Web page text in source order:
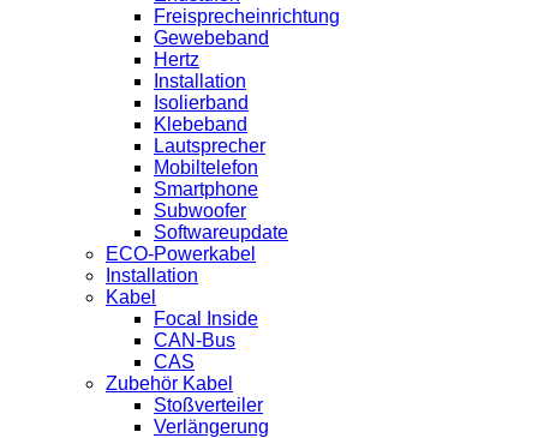
Freisprecheinrichtung
Gewebeband
Hertz
Installation
Isolierband
Klebeband
Lautsprecher
Mobiltelefon
Smartphone
Subwoofer
Softwareupdate
ECO-Powerkabel
Installation
Kabel
Focal Inside
CAN-Bus
CAS
Zubehör Kabel
Stoßverteiler
Verlängerung